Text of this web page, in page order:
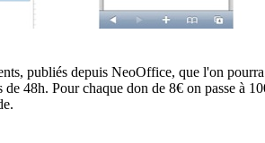
publiés depuis NeoOffice, que l'on
48h. Pour chaque don de 8€ on passe à